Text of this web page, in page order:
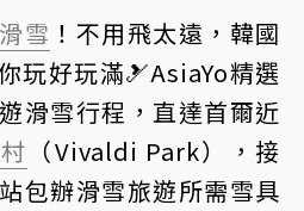
滑雪 ！不用飛太遠，韓國
玩好玩滿🎿AsiaYo精選
滑雪行程，直達首爾近
（Vivaldi Park），接
包辦滑雪旅遊所需雪具